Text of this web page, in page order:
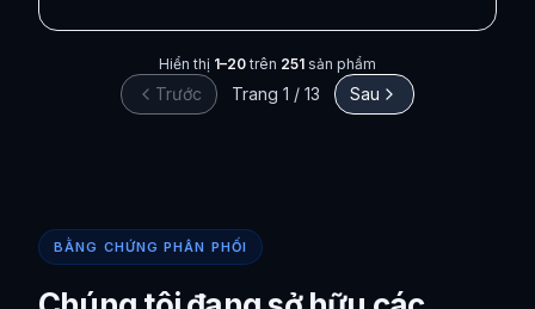
Hiển thị 1–20 trên 251 sản phẩm
Trước Trang 1 / 13 Sau
BẰNG CHỨNG PHÂN PHỐI